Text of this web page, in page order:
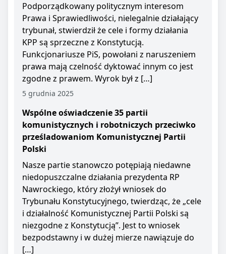
Podporządkowany politycznym interesom
Prawa i Sprawiedliwości, nielegalnie działający
trybunał, stwierdził że cele i formy działania
KPP są sprzeczne z Konstytucją.
Funkcjonariusze PiS, powołani z naruszeniem
prawa mają czelność dyktować innym co jest
zgodne z prawem. Wyrok był z […]
5 grudnia 2025
Wspólne oświadczenie 35 partii
komunistycznych i robotniczych przeciwko
prześladowaniom Komunistycznej Partii
Polski
Nasze partie stanowczo potępiają niedawne
niedopuszczalne działania prezydenta RP
Nawrockiego, który złożył wniosek do
Trybunału Konstytucyjnego, twierdząc, że „cele
i działalność Komunistycznej Partii Polski są
niezgodne z Konstytucją”. Jest to wniosek
bezpodstawny i w dużej mierze nawiązuje do
[…]